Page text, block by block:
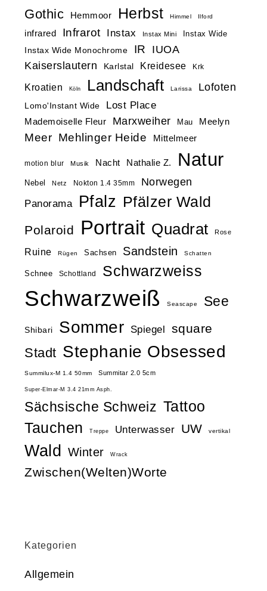
Gothic Hemmoor Herbst Himmel Ilford
infrared Infrarot Instax Instax Mini
Instax Wide
Instax Wide Monochrome
IR
IUOA
Kaiserslautern
Karlstal Kreidesee Krk
Kroatien Köln Landschaft Larissa Lofoten
Lomo'Instant Wide Lost Place
Mademoiselle Fleur Marxweiher Mau Meelyn
Meer Mehlinger Heide Mittelmeer
motion blur Musik Nacht Nathalie Z. Natur
Nebel Netz Nokton 1.4 35mm Norwegen
Panorama Pfalz Pfälzer Wald
Polaroid Portrait Quadrat Rose
Ruine Rügen Sachsen Sandstein Schatten
Schnee Schottland Schwarzweiss
Schwarzweiß Seascape See
Shibari Sommer Spiegel square
Stadt Stephanie Obsessed
Summilux-M 1.4 50mm Summitar 2.0 5cm
Super-Elmar-M 3.4 21mm Asph.
Sächsische Schweiz Tattoo
Tauchen
Treppe Unterwasser UW vertikal
Wald Winter Wrack
Zwischen(Welten)Worte
Kategorien
Allgemein